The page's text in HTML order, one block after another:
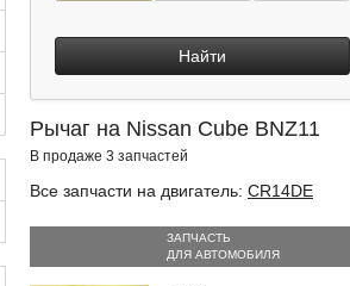
Найти
Рычаг на Nissan Cube BNZ11
В продаже 3 запчастей
Все запчасти на двигатель: CR14DE
ЗАПЧАСТЬ
ДЛЯ АВТОМОБИЛЯ